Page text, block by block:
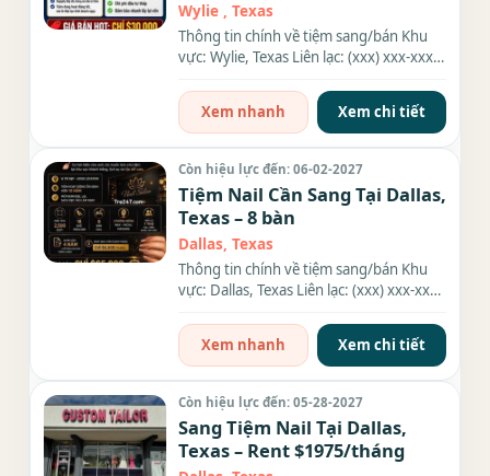
Wylie , Texas
Thông tin chính về tiệm sang/bán Khu
vực: Wylie, Texas Liên lạc: (xxx) xxx-xxxx
Xem nhanh
Xem chi tiết
Còn hiệu lực đến: 06-02-2027
Tiệm Nail Cần Sang Tại Dallas,
Texas – 8 bàn
Dallas, Texas
Thông tin chính về tiệm sang/bán Khu
vực: Dallas, Texas Liên lạc: (xxx) xxx-xxxx
Xem nhanh
Xem chi tiết
Còn hiệu lực đến: 05-28-2027
Sang Tiệm Nail Tại Dallas,
Texas – Rent $1975/tháng